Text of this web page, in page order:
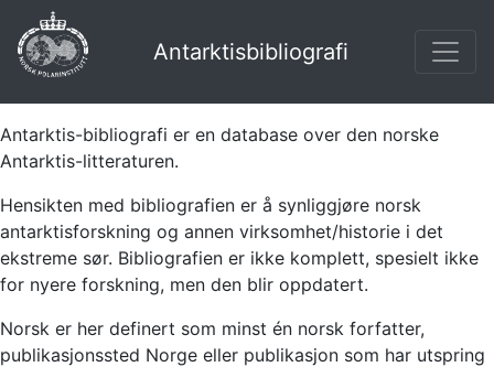
Antarktisbibliografi
Antarktis-bibliografi er en database over den norske
Antarktis-litteraturen.
Hensikten med bibliografien er å synliggjøre norsk
antarktisforskning og annen virksomhet/historie i det
ekstreme sør. Bibliografien er ikke komplett, spesielt ikke
for nyere forskning, men den blir oppdatert.
Norsk er her definert som minst én norsk forfatter,
publikasjonssted Norge eller publikasjon som har utspring